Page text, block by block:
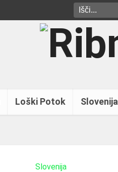
Loški Potok Slovenija
Slovenija